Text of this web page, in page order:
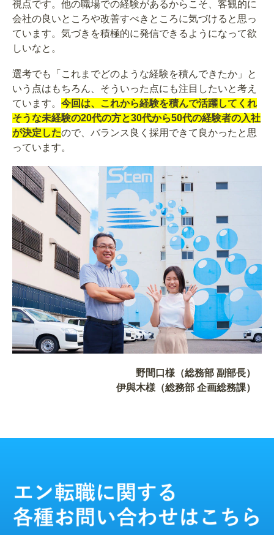
視点です。他の職場での経験があるからこそ、客観的に
会社の良いところや改善すべきところに気づけると思っ
ています。気づきを積極的に発信できるようになって欲
しいなと。
選考でも「これまでどのような経験を積んできたか」と
いう点はもちろん、そういった点にも注目したいと考え
ています。 今回は、これから経験を積んで活躍してくれ
そうな未経験の20代の方と30代から50代の経験者の入社
が決定したので、バランス良く採用できて良かったと思
っています。
野間口様（総務部 副部長）
伊與木様（総務部 企画総務課）